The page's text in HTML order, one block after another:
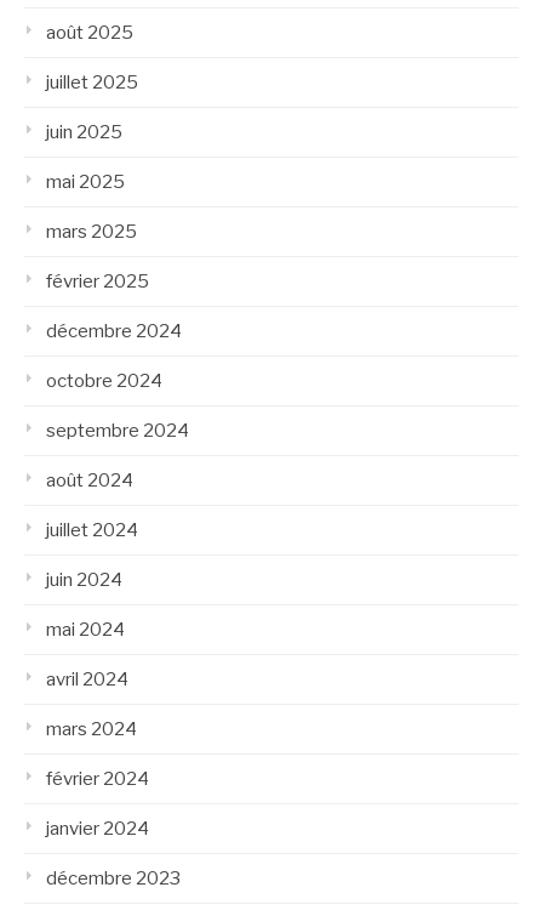
août 2025
juillet 2025
juin 2025
mai 2025
mars 2025
février 2025
décembre 2024
octobre 2024
septembre 2024
août 2024
juillet 2024
juin 2024
mai 2024
avril 2024
mars 2024
février 2024
janvier 2024
décembre 2023